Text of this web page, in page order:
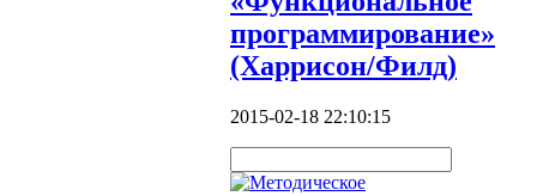
программирование»
(Харрисон/Филд)
2015-02-18 22:10:15